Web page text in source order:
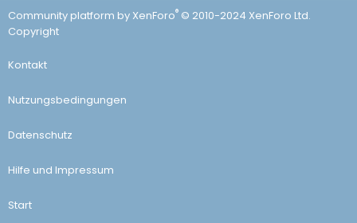
Community platform by XenForo® © 2010-2024 XenForo Ltd.
Copyright
Kontakt
Nutzungsbedingungen
Datenschutz
Hilfe und Impressum
Start